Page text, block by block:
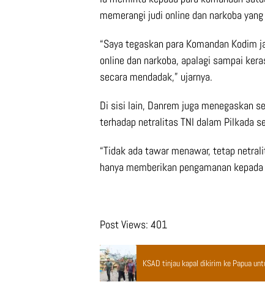
memerangi judi online dan narkoba
“Saya tegaskan para Komandan
online dan narkoba, apalagi sampai
secara mendadak,” ujarnya.
Di sisi lain, Danrem juga menegaskan
terhadap netralitas TNI dalam Pilkada
“Tidak ada tawar menawar, tetap
hanya memberikan pengamanan
Post Views: 401
KSAD tinjau kapal dikirim ke Papua